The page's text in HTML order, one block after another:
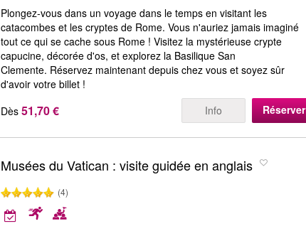
Plongez-vous dans un voyage dans le temps en visitant les
catacombes et les cryptes de Rome. Vous n'auriez jamais imaginé
tout ce qui se cache sous Rome ! Visitez la mystérieuse crypte
capucine, décorée d'os, et explorez la Basilique San
Clemente. Réservez maintenant depuis chez vous et soyez sûr
d'avoir votre billet !
Dès 51,70 € Info Réserver
Musées du Vatican : visite guidée en anglais
(4)